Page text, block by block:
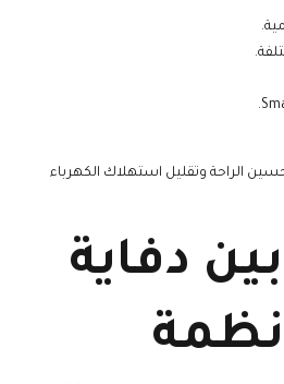
الراحة وتقليل استهلاك الكهرباء
دفاية